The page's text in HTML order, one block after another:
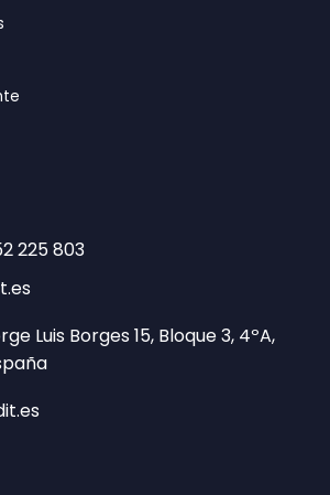
225 803
Luis Borges 15, Bloque 3, 4ºA,